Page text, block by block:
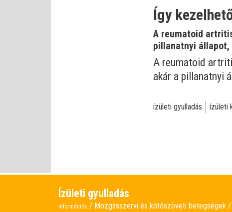
Így
A reumatoid
pillanatnyi
A reumatoid
akár a pillanatnyi
ízületi gyulladás ízületi
Ízületi gyulladás
Információk Mozgásszervi és kötőszöveti betegségek